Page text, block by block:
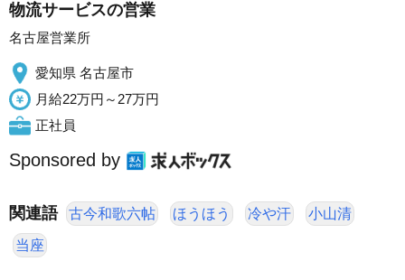
物流サービスの営業
名古屋営業所
愛知県 名古屋市
月給22万円～27万円
正社員
Sponsored by
関連語 古今和歌六帖 ほうほう 冷や汗 小山清
当座